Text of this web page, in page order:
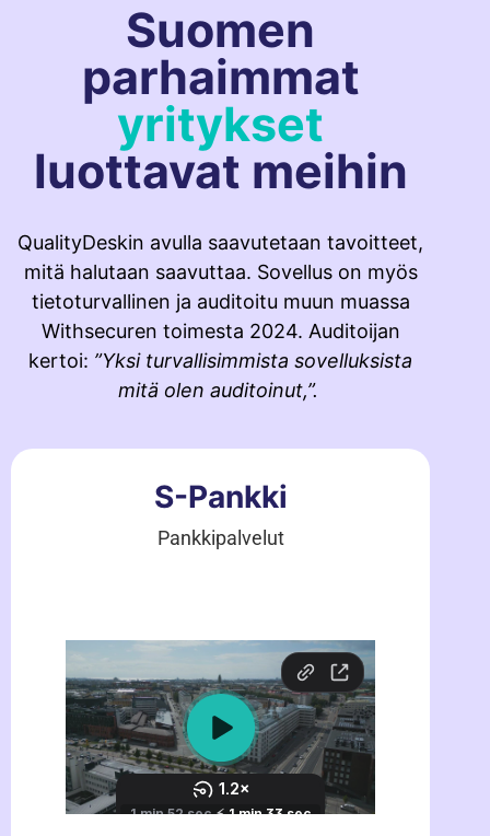
Suomen
parhaimmat
yritykset
luottavat meihin
QualityDeskin avulla saavutetaan tavoitteet,
mitä halutaan saavuttaa. Sovellus on myös
tietoturvallinen ja auditoitu muun muassa
Withsecuren toimesta 2024. Auditoijan
kertoi: ”Yksi turvallisimmista sovelluksista
mitä olen auditoinut,”.
S-Pankki
Pankkipalvelut